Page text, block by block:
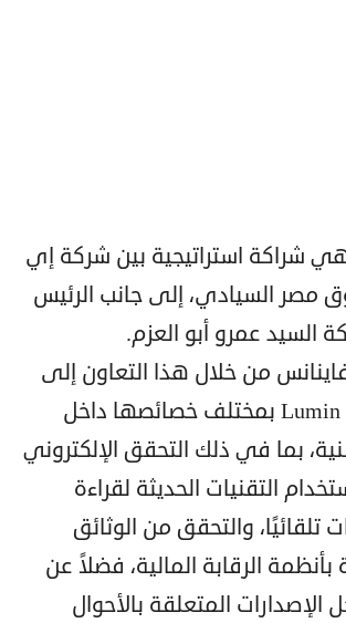
هي شراكة استراتيجية بين شركة إي
مصر السيادي، إلى جانب الرئيس
السيد عمرو أبو العزم.
من خلال هذا التعاون إلى
دمج حلول Lumin Soft بمختلف خصائصها داخل
بما في ذلك التحقق الإلكتروني
التقنيات الحديثة لقراءة
تلقائيًا، والتحقق من الوثائق
الرقابة المالية، فضلاً عن
المتعلقة بالأحوال